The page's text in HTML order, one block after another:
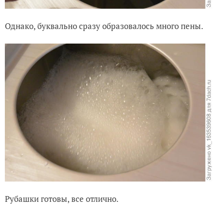
Однако, буквально сразу образовалось много пены.
Рубашки готовы, все отлично.